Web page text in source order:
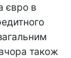
євро в
також